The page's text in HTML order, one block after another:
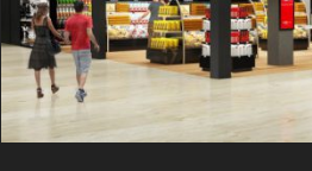
le
web
aux
magasins. » »